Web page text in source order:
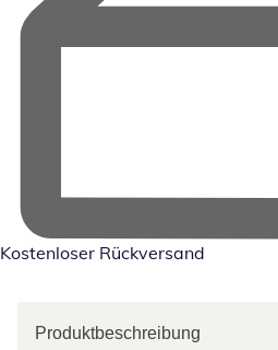
Kostenloser Rückversand
Produktbeschreibung